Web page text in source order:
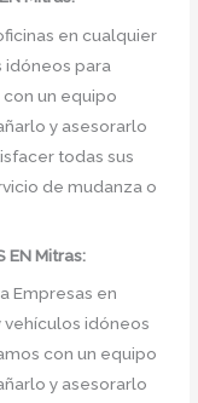
en cualquier
idóneos para
un equipo
y asesorarlo
todas sus
de mudanza o
EN Mitras:
Empresas en
vehículos idóneos
con un equipo
y asesorarlo